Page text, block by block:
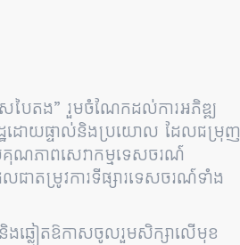
សបៃតង” រួមចំណែកដល់ការអភិឌ្ឍ
រដ្ឋដោយផ្ទាល់និងប្រយោល ដែលជម្រុញ
គុណភាពសេវាកម្មទេសចរណ៍
ាតម្រូវការទីផ្សារទេសចរណ៍ទាំង
ងឆ្លៀតឱកាសចូលរួមសិក្សាលើមុខ